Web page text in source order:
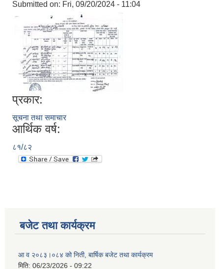
Submitted on: Fri, 09/20/2024 - 11:04
प्रकार:
सूचना तथा समाचार
आर्थिक वर्ष:
८१/८२
बजेट तथा कार्यक्रम
आ व २०८३।०८४ को निती, बार्षिक बजेट तथा कार्यक्रम
मिति: 06/23/2026 - 09:22